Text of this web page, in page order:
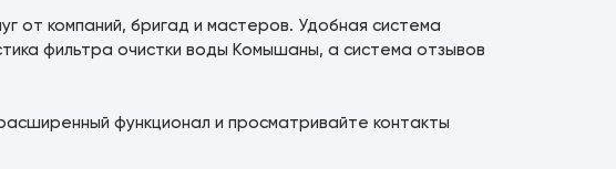
от компаний, бригад и мастеров. Удобная система
фильтра очистки воды Комышаны, а система отзывов
функционал и просматривайте контакты